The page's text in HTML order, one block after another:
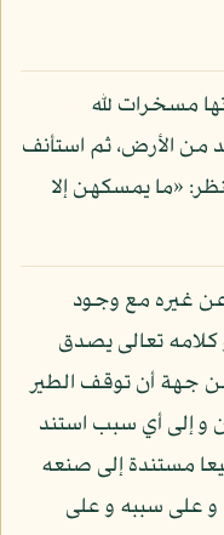
مسخرات لله
من الأرض، ثم استأنف
«ما يمسكهن إلا
عن غيره مع وجود
تعالى يصدق
جهة أن توقف الطير
و إلى أي سبب استند
مستندة إلى صنعه
و على سببه و على